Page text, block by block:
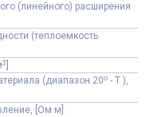
(линейного) расширения
(теплоемкость
3
(диапазон 20o - T ),
[Ом·м]